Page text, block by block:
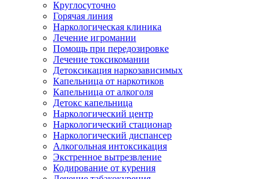
Круглосуточно
Горячая линия
Наркологическая клиника
Лечение игромании
Помощь при передозировке
Лечение токсикомании
Детоксикация наркозависимых
Капельница от наркотиков
Капельница от алкоголя
Детокс капельница
Наркологический центр
Наркологический стационар
Наркологический диспансер
Алкогольная интоксикация
Экстренное вытрезвление
Кодирование от курения